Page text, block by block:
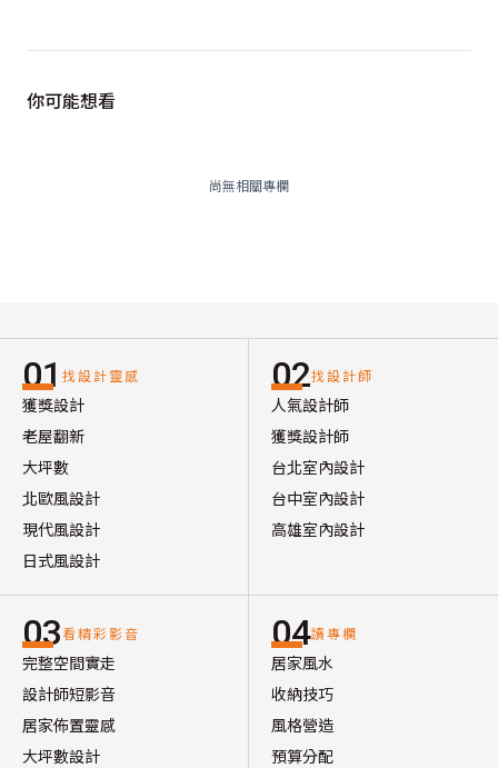
你可能想看
尚無相關專欄
01 找設計靈感
獲獎設計
老屋翻新
大坪數
北歐風設計
現代風設計
日式風設計
02找設計師
人氣設計師
獲獎設計師
台北室內設計
台中室內設計
高雄室內設計
03看精彩影音
完整空間實走
設計師短影音
居家佈置靈感
大坪數設計
04讀專欄
居家風水
收納技巧
風格營造
預算分配